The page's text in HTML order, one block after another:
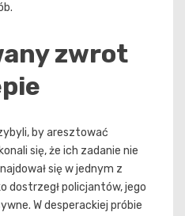
zwrot
by aresztować
się, że ich zadanie nie
się w jednym z
dostrzegł policjantów, jego
W desperackiej próbie